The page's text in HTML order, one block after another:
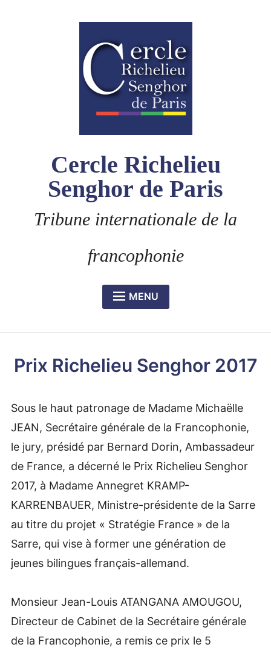
Cercle Richelieu
Senghor de Paris
Tribune internationale de la
francophonie
MENU
child
menu
LE PRIX RICHELIEU SENGHOR
Prix Richelieu Senghor 2017
Sous le haut patronage de Madame Michaëlle
JEAN, Secrétaire générale de la Francophonie,
le jury, présidé par Bernard Dorin, Ambassadeur
de France, a décerné le Prix Richelieu Senghor
2017, à Madame Annegret KRAMP-
KARRENBAUER, Ministre-présidente de la Sarre
au titre du projet « Stratégie France » de la
Sarre, qui vise à former une génération de
jeunes bilingues français-allemand.
Monsieur Jean-Louis ATANGANA AMOUGOU,
Directeur de Cabinet de la Secrétaire générale
de la Francophonie, a remis ce prix le 5